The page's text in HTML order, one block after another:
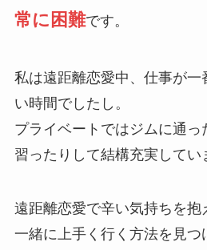
常に困難です。
私は遠距離恋愛中、仕事が一
い時間でしたし。
プライベートではジムに通っ
習ったりして結構充実してい
遠距離恋愛で辛い気持ちを抱
一緒に上手く行く方法を見つ